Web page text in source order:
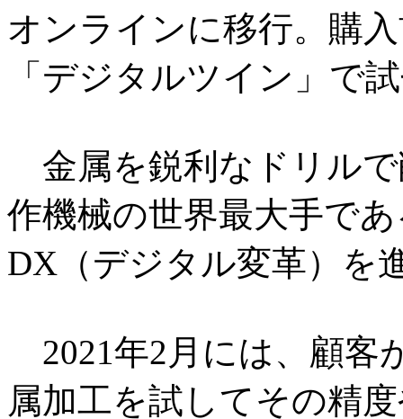
オンラインに移行。購
「デジタルツイン」で
金属を鋭利なドリル
作機械の世界最大手で
DX（デジタル変革）を
2021年2月には、顧客
属加工を試してその精